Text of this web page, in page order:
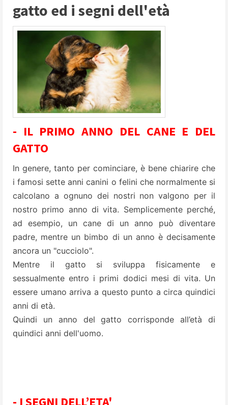
gatto ed i segni dell'età
- IL PRIMO ANNO DEL CANE E DEL
GATTO
In genere, tanto per cominciare, è bene chiarire che
i famosi sette anni canini o felini che normalmente si
calcolano a ognuno dei nostri non valgono per il
nostro primo anno di vita. Semplicemente perché,
ad esempio, un cane di un anno può diventare
padre, mentre un bimbo di un anno è decisamente
ancora un "cucciolo".
Mentre il gatto si sviluppa fisicamente e
sessualmente entro i primi dodici mesi di vita. Un
essere umano arriva a questo punto a circa quindici
anni di età.
Quindi un anno del gatto corrisponde all’età di
quindici anni dell'uomo.
- I SEGNI DELL’ETA'